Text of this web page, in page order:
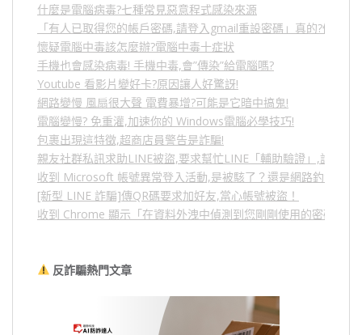
什麼是電腦病毒?七種常見惡意程式感染來源
「有人已取得您的帳戶密碼,請登入gmail重設密碼」真的?假的?5
懷疑電腦中毒該怎麼辦?電腦中毒十症狀
手機也會感染病毒! 手機中毒,會”傳染”給電腦嗎?
Youtube 看影片變好卡?原因讓人好驚訝!
網路變慢 風扇很大聲 電費暴增?可能是它暗中搞鬼!
電腦變慢? 免重灌,加速你的 Windows電腦必學技巧!
包裹出現這特徵,超商店員警告是詐騙!
親友社群私訊求助LINE被盜,要求幫忙LINE「輔助驗證」,詐騙
收到 Microsoft 帳號異常登入活動,是被駭了？還是網路釣魚？
[新型 LINE 詐騙]傳QR碼要求加好友,當心帳號被盜！
收到 Chrome 顯示「在資料外洩中偵測到您剛剛使用的密碼」
反詐騙熱門文章